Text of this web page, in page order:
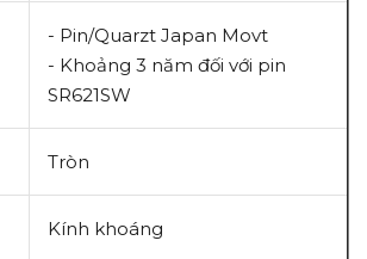
- Pin/Quarzt Japan Movt
- Khoảng 3 năm đối với pin
SR621SW
Tròn
Kính khoáng